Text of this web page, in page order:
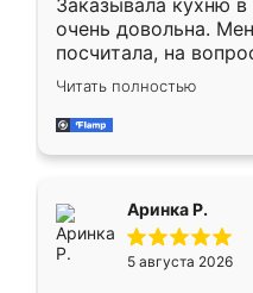
Заказывала кухню в
очень довольна.
посчитала, на
Замерщик приехал в
делу со всей
за день, ребята
Читать полностью
Аринка Р.
5 августа 2026